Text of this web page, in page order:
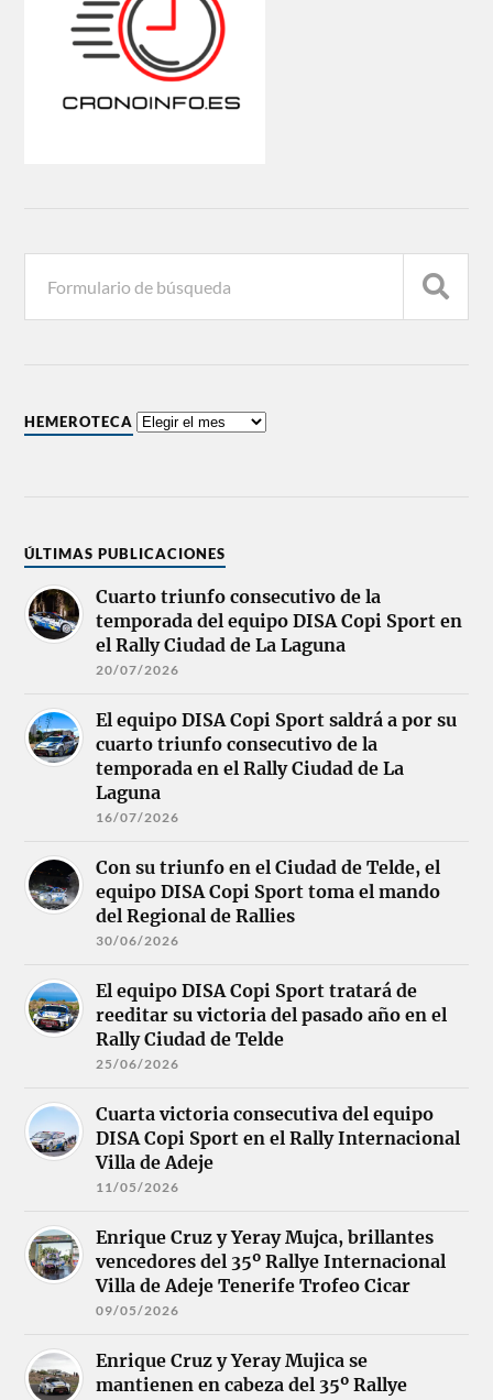
HEMEROTECA
ÚLTIMAS PUBLICACIONES
Cuarto triunfo consecutivo de la
temporada del equipo DISA Copi Sport en
el Rally Ciudad de La Laguna
20/07/2026
El equipo DISA Copi Sport saldrá a por su
cuarto triunfo consecutivo de la
temporada en el Rally Ciudad de La
Laguna
16/07/2026
Con su triunfo en el Ciudad de Telde, el
equipo DISA Copi Sport toma el mando
del Regional de Rallies
30/06/2026
El equipo DISA Copi Sport tratará de
reeditar su victoria del pasado año en el
Rally Ciudad de Telde
25/06/2026
Cuarta victoria consecutiva del equipo
DISA Copi Sport en el Rally Internacional
Villa de Adeje
11/05/2026
Enrique Cruz y Yeray Mujca, brillantes
vencedores del 35º Rallye Internacional
Villa de Adeje Tenerife Trofeo Cicar
09/05/2026
Enrique Cruz y Yeray Mujica se
mantienen en cabeza del 35º Rallye